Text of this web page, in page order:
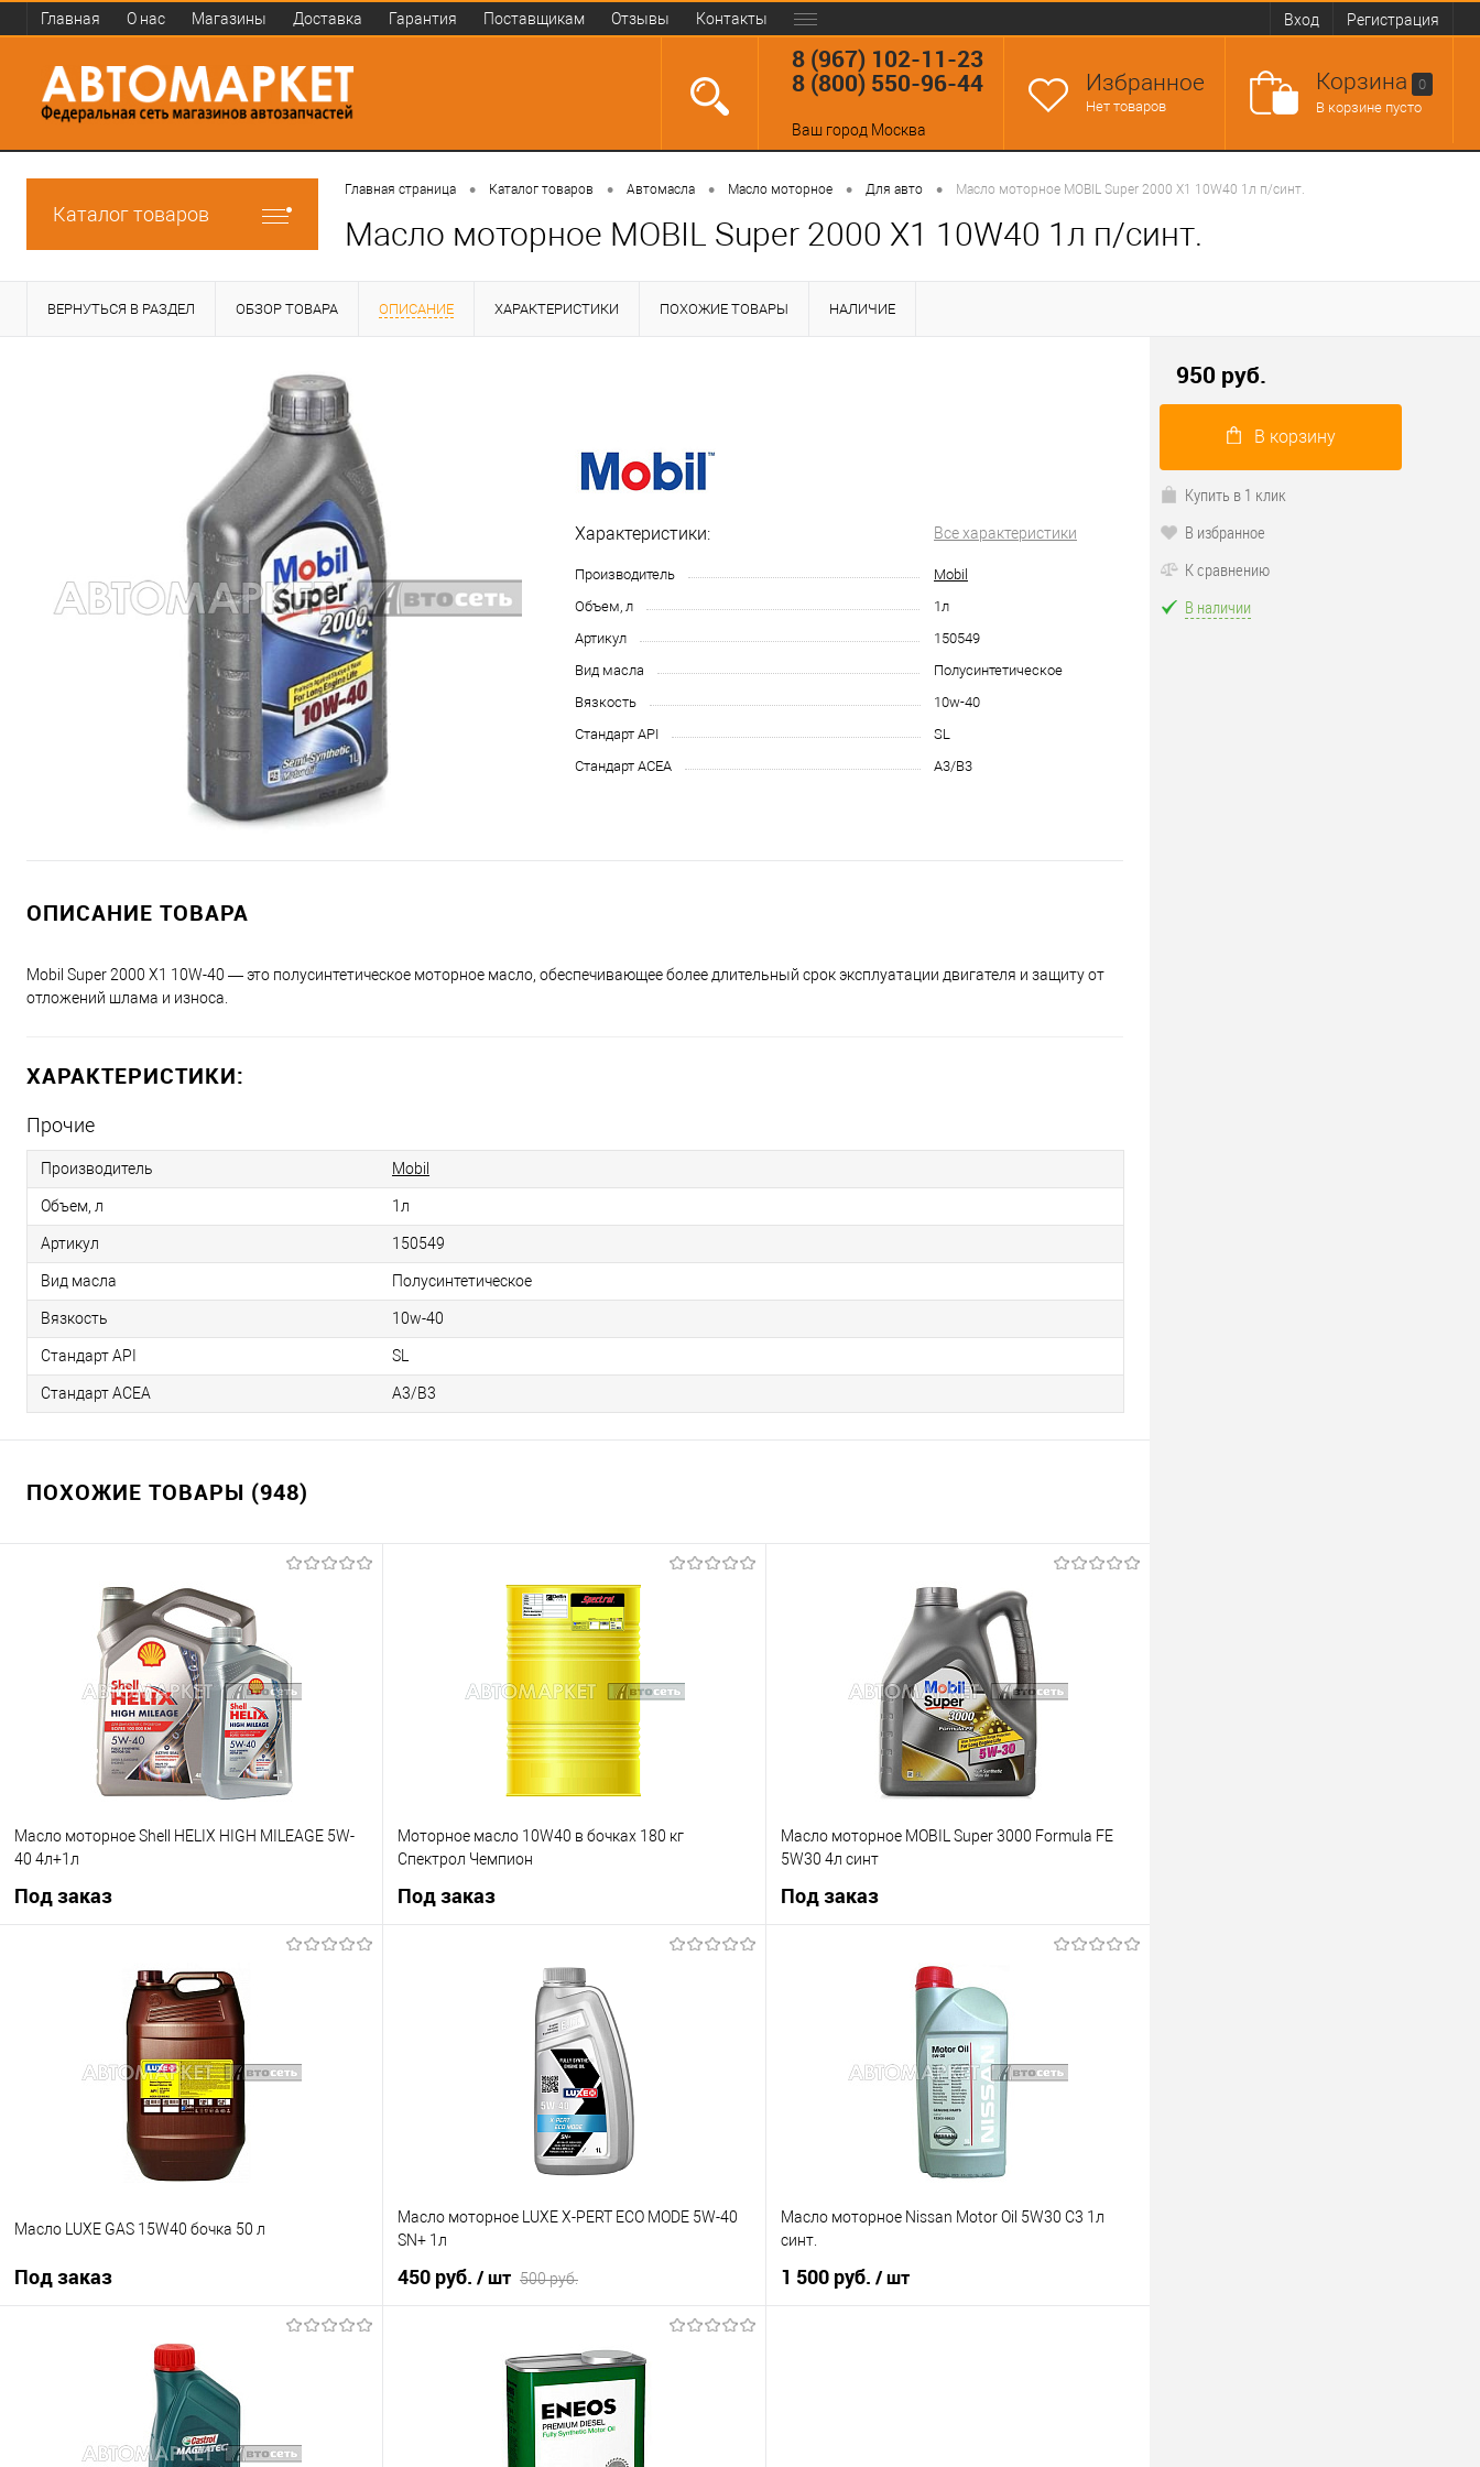
Главная О нас Магазины Доставка Гарантия Поставщикам Отзывы Контакты Вход Регистрация
8 (967) 102-11-23
8 (800) 550-96-44
Ваш город Москва
Избранное
Нет товаров
Корзина
0
В корзине пусто
Каталог товаров
Главная страница • Каталог товаров • Автомасла • Масло моторное • Для авто • Масло моторное MOBIL Super 2000 X1 10W40 1л п/синт.
Масло моторное MOBIL Super 2000 X1 10W40 1л п/синт.
ВЕРНУТЬСЯ В РАЗДЕЛ ОБЗОР ТОВАРА ОПИСАНИЕ ХАРАКТЕРИСТИКИ ПОХОЖИЕ ТОВАРЫ НАЛИЧИЕ
Характеристики: Все характеристики
Производитель
Mobil
Объем, л
1л
Артикул
150549
Вид масла
Полусинтетическое
Вязкость
10w-40
Стандарт API
SL
Стандарт ACEA
А3/В3
ОПИСАНИЕ ТОВАРА
Mobil Super 2000 X1 10W-40 — это полусинтетическое моторное масло, обеспечивающее более длительный срок эксплуатации двигателя и защиту от
отложений шлама и износа.
ХАРАКТЕРИСТИКИ:
Прочие
Производитель Mobil
Объем, л 1л
Артикул 150549
Вид масла Полусинтетическое
Вязкость 10w-40
Стандарт API SL
Стандарт ACEA А3/В3
ПОХОЖИЕ ТОВАРЫ (948)
Масло моторное Shell HELIX HIGH MILEAGE 5W-
40 4л+1л
Под заказ
К сравнению
Под заказ
Моторное масло 10W40 в бочках 180 кг
Спектрол Чемпион
Под заказ
Под заказ
Масло моторное MOBIL Super 3000 Formula FE
5W30 4л синт
Под заказ
К сравнению
Под заказ
Масло LUXE GAS 15W40 бочка 50 л
Под заказ
Под заказ
К сравнению
Под заказ
Масло моторное LUXE X-PERT ECO MODE 5W-40
SN+ 1л
450 руб. / шт 500 руб.
К сравнению
В наличии
Масло моторное Nissan Motor Oil 5W30 C3 1л
синт.
1 500 руб. / шт
950 руб.
В корзину
Купить в 1 клик
В избранное
К сравнению
В наличии